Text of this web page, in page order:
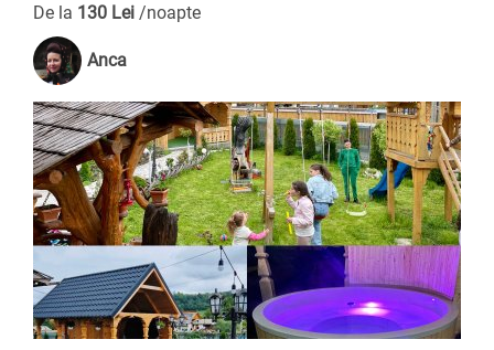
De la 130 Lei /noapte
Anca